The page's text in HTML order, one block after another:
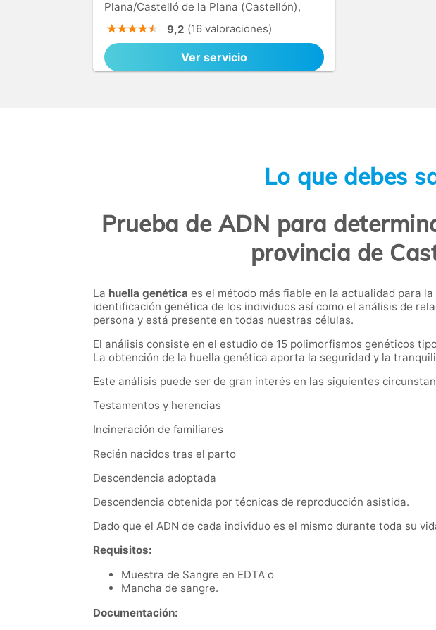
Plana/Castelló de la Plana (Castellón),
9,2 (16 valoraciones)
Ver servicio
Lo que debes
Prueba de ADN para
provincia de
La huella genética es el método más fiable en la actualidad para
identificación genética de los individuos así como el análisis de
persona y está presente en todas nuestras células.
El análisis consiste en el estudio de 15 polimorfismos genéticos
La obtención de la huella genética aporta la seguridad y la
Este análisis puede ser de gran interés en las siguientes
Testamentos y herencias
Incineración de familiares
Recién nacidos tras el parto
Descendencia adoptada
Descendencia obtenida por técnicas de reproducción asistida.
Dado que el ADN de cada individuo es el mismo durante toda su
Requisitos:
Muestra de Sangre en EDTA o
Mancha de sangre.
Documentación: